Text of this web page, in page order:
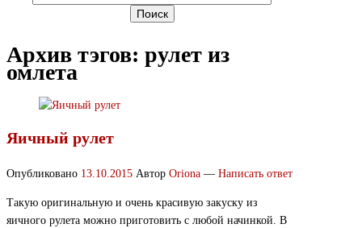
Архив тэгов: рулет из
омлета
Яичный рулет
Опубликовано 13.10.2015 Автор Oriona — Написать ответ
Такую оригинальную и очень красивую закуску из
яичного рулета можно приготовить с любой начинкой. В